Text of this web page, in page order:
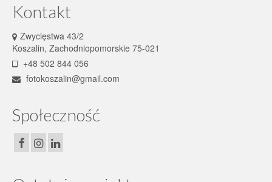
Kontakt
Zwycięstwa 43/2
Koszalin, Zachodniopomorskie 75-021
+48 502 844 056
fotokoszalin@gmail.com
Społeczność